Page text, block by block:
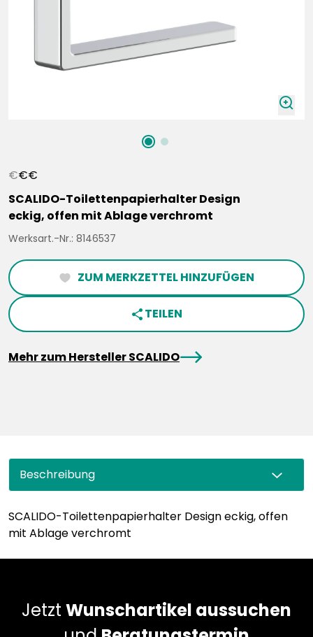
zoomIn
€€€
SCALIDO-Toilettenpapierhalter Design
eckig, offen mit Ablage verchromt
Werksart.-Nr.: 8146537
heartFilled ZUM MERKZETTEL HINZUFÜGEN
share TEILEN
Mehr zum Hersteller SCALIDOarrowRight
Beschreibung
SCALIDO-Toilettenpapierhalter Design eckig, offen
mit Ablage verchromt
Jetzt Wunschartikel aussuchen